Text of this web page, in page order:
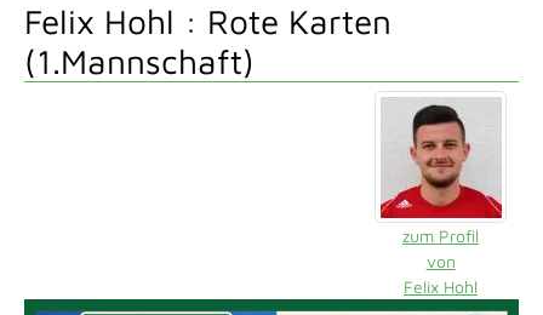
Felix Hohl : Rote Karten
(1.Mannschaft)
zum Profil
von
Felix Hohl